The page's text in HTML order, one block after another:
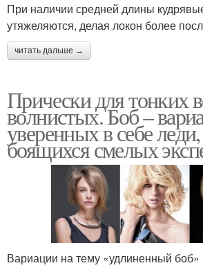
При наличии средней длины
утяжеляются, делая локон более
читать дальше →
Прически для тонких
волнистых. Боб –
уверенных в себе
боящихся смелых
Вариации на тему «удлиненный боб»